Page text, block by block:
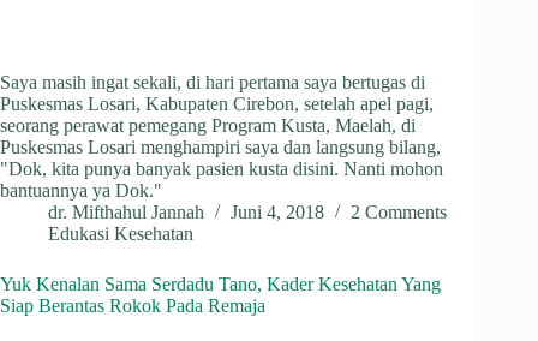
Saya masih ingat sekali, di hari pertama saya bertugas di
Puskesmas Losari, Kabupaten Cirebon, setelah apel pagi,
seorang perawat pemegang Program Kusta, Maelah, di
Puskesmas Losari menghampiri saya dan langsung bilang,
"Dok, kita punya banyak pasien kusta disini. Nanti mohon
bantuannya ya Dok."
dr. Mifthahul Jannah
Juni 4, 2018
2 Comments
Edukasi Kesehatan
Yuk Kenalan Sama Serdadu Tano, Kader Kesehatan Yang
Siap Berantas Rokok Pada Remaja